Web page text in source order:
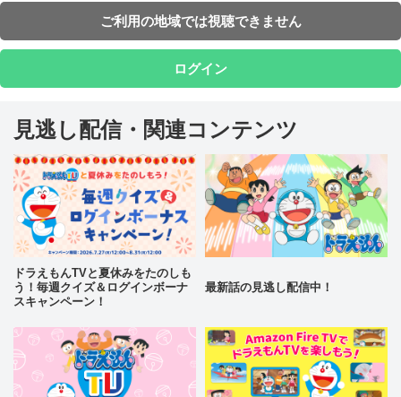
ーたぬきのハロウィーンちゃんというキャラクターが出てくる。
ゲームを攻略（こうりゃく）すれば、ハロウィーンちゃんの巨大（きょだ
い）ぬいぐるみと特大ケーキがもらえると聞き、意気ごむみんなだった
ご利用の地域では視聴できません
ログイン
見逃し配信・関連コンテンツ
ドラえもんTVと夏休みをたのしも
う！毎週クイズ＆ログインボーナ
スキャンペーン！
最新話の見逃し配信中！